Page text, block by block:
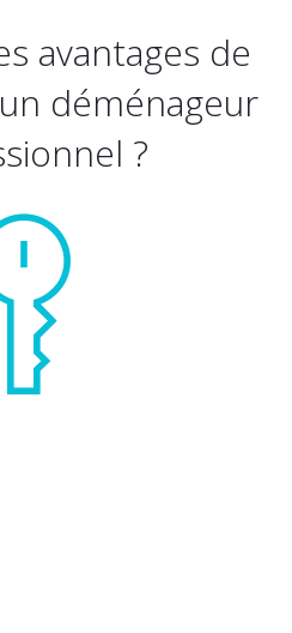
avantages de
déménageur
?